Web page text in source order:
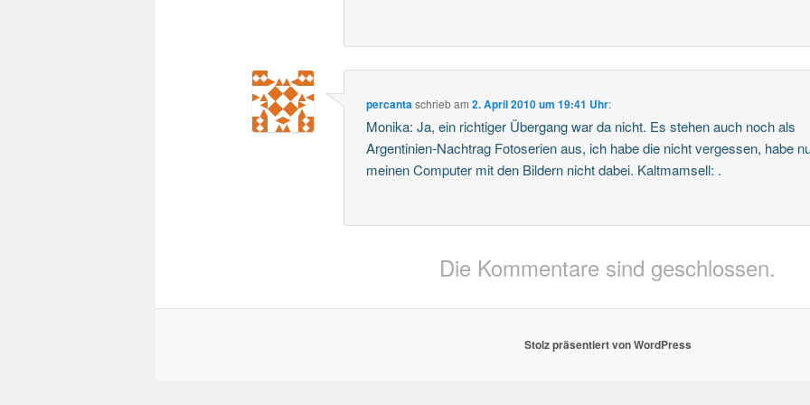
percantaschriebam2. April 2010 um 19:41 Uhr:
Monika: Ja, ein richtiger Übergang war da nicht. Es stehen auch noch als
Argentinien-Nachtrag Fotoserien aus, ich habe die nicht vergessen, habe
meinen Computer mit den Bildern nicht dabei. Kaltmamsell: .
Die Kommentare sind geschlossen.
Stolz präsentiert von WordPress